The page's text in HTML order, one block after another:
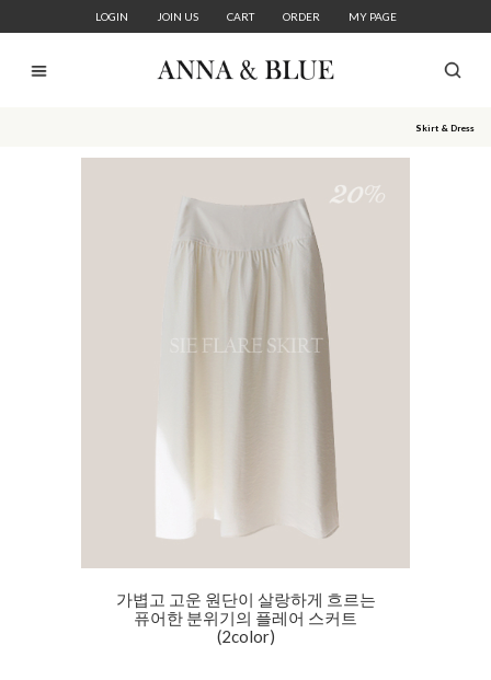
LOGIN JOIN US CART ORDER MY PAGE
Skirt & Dress
가볍고 고운 원단이 살랑하게 흐르는
퓨어한 분위기의 플레어 스커트
(2color)